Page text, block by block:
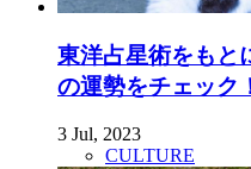
東洋占星術をもと
の運勢をチェック
3 Jul, 2023
CULTURE